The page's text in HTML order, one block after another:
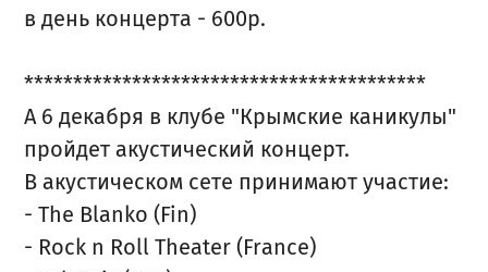
в день концерта - 600р.
*****************************************
А 6 декабря в клубе "Крымские каникулы"
пройдет акустический концерт.
В акустическом сете принимают участие:
- The Blanko (Fin)
- Rock n Roll Theater (France)